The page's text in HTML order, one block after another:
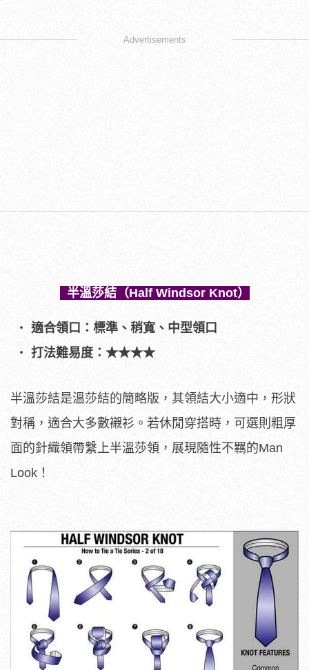
Advertisements
半溫莎結（Half Windsor Knot）
適合領口：標準、稍寬、中型領口
打法難易度：★★★★
半溫莎結是溫莎結的簡略版，其領結大小適中，形狀
對稱，適合大多數襯衫。若休閒穿搭時，可選則粗厚
面的針織領帶繫上半溫莎領，展現隨性不羈的Man
Look！